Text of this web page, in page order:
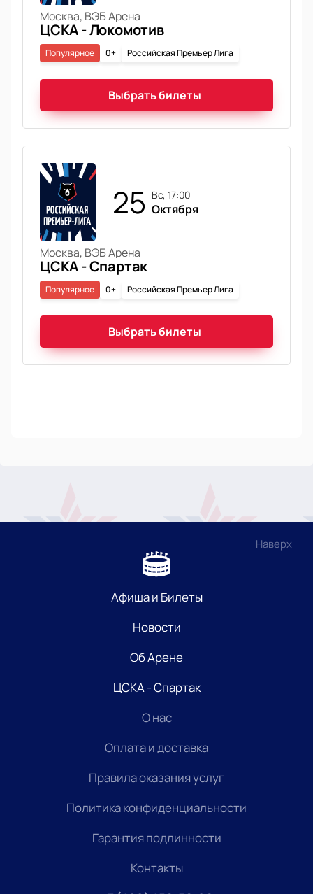
Москва, ВЭБ Арена
ЦСКА - Локомотив
0+ Российская Премьер Лига
Популярное
Выбрать билеты
25 вс, 17:00
Октября
Москва, ВЭБ Арена
ЦСКА - Спартак
0+ Российская Премьер Лига
Популярное
Выбрать билеты
Наверх
Афиша и Билеты
Новости
Об Арене
ЦСКА - Спартак
О нас
Оплата и доставка
Правила оказания услуг
Политика конфиденциальности
Гарантия подлинности
Контакты